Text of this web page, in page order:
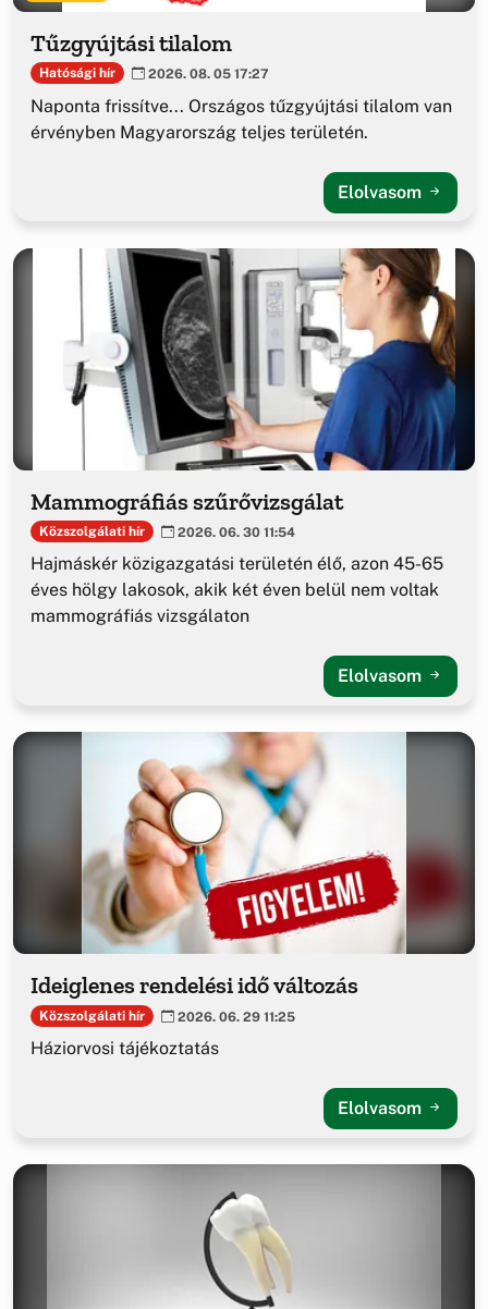
Tűzgyújtási tilalom
Hatósági hír 2026. 08. 05 17:27
Naponta frissítve... Országos tűzgyújtási tilalom van
érvényben Magyarország teljes területén.
Elolvasom
Mammográfiás szűrővizsgálat
Közszolgálati hír 2026. 06. 30 11:54
Hajmáskér közigazgatási területén élő, azon 45-65
éves hölgy lakosok, akik két éven belül nem voltak
mammográfiás vizsgálaton
Elolvasom
Ideiglenes rendelési idő változás
Közszolgálati hír 2026. 06. 29 11:25
Háziorvosi tájékoztatás
Elolvasom